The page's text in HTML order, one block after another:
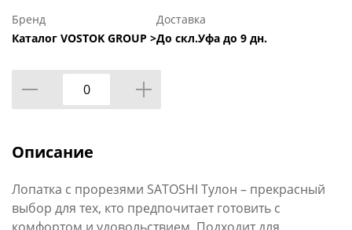
Бренд
Каталог VOSTOK GROUP >
Доставка
До скл.Уфа до 9 дн.
Описание
Лопатка с прорезями SATOSHI Тулон – прекрасный
выбор для тех, кто предпочитает готовить с